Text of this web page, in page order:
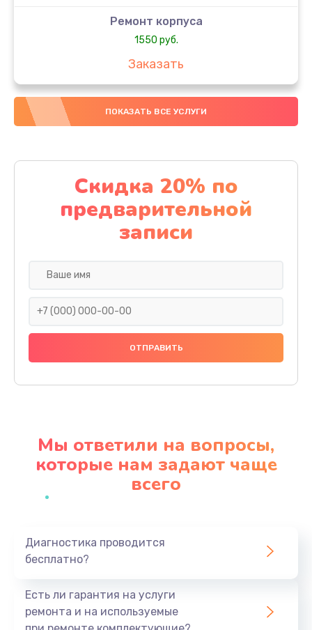
Ремонт корпуса
1550 руб.
Заказать
Настройка
650 руб.
Ремонт кнопки
1200 руб.
Заказать
Замена динамика
880 руб.
Заказать
Ремонт блока питания
Заказать
ПОКАЗАТЬ ВСЕ УСЛУГИ
Скидка 20% по
предварительной
записи
Мы ответили на вопросы,
которые нам задают чаще
всего
Диагностика проводится
бесплатно?
Есть ли гарантия на услуги
ремонта и на используемые